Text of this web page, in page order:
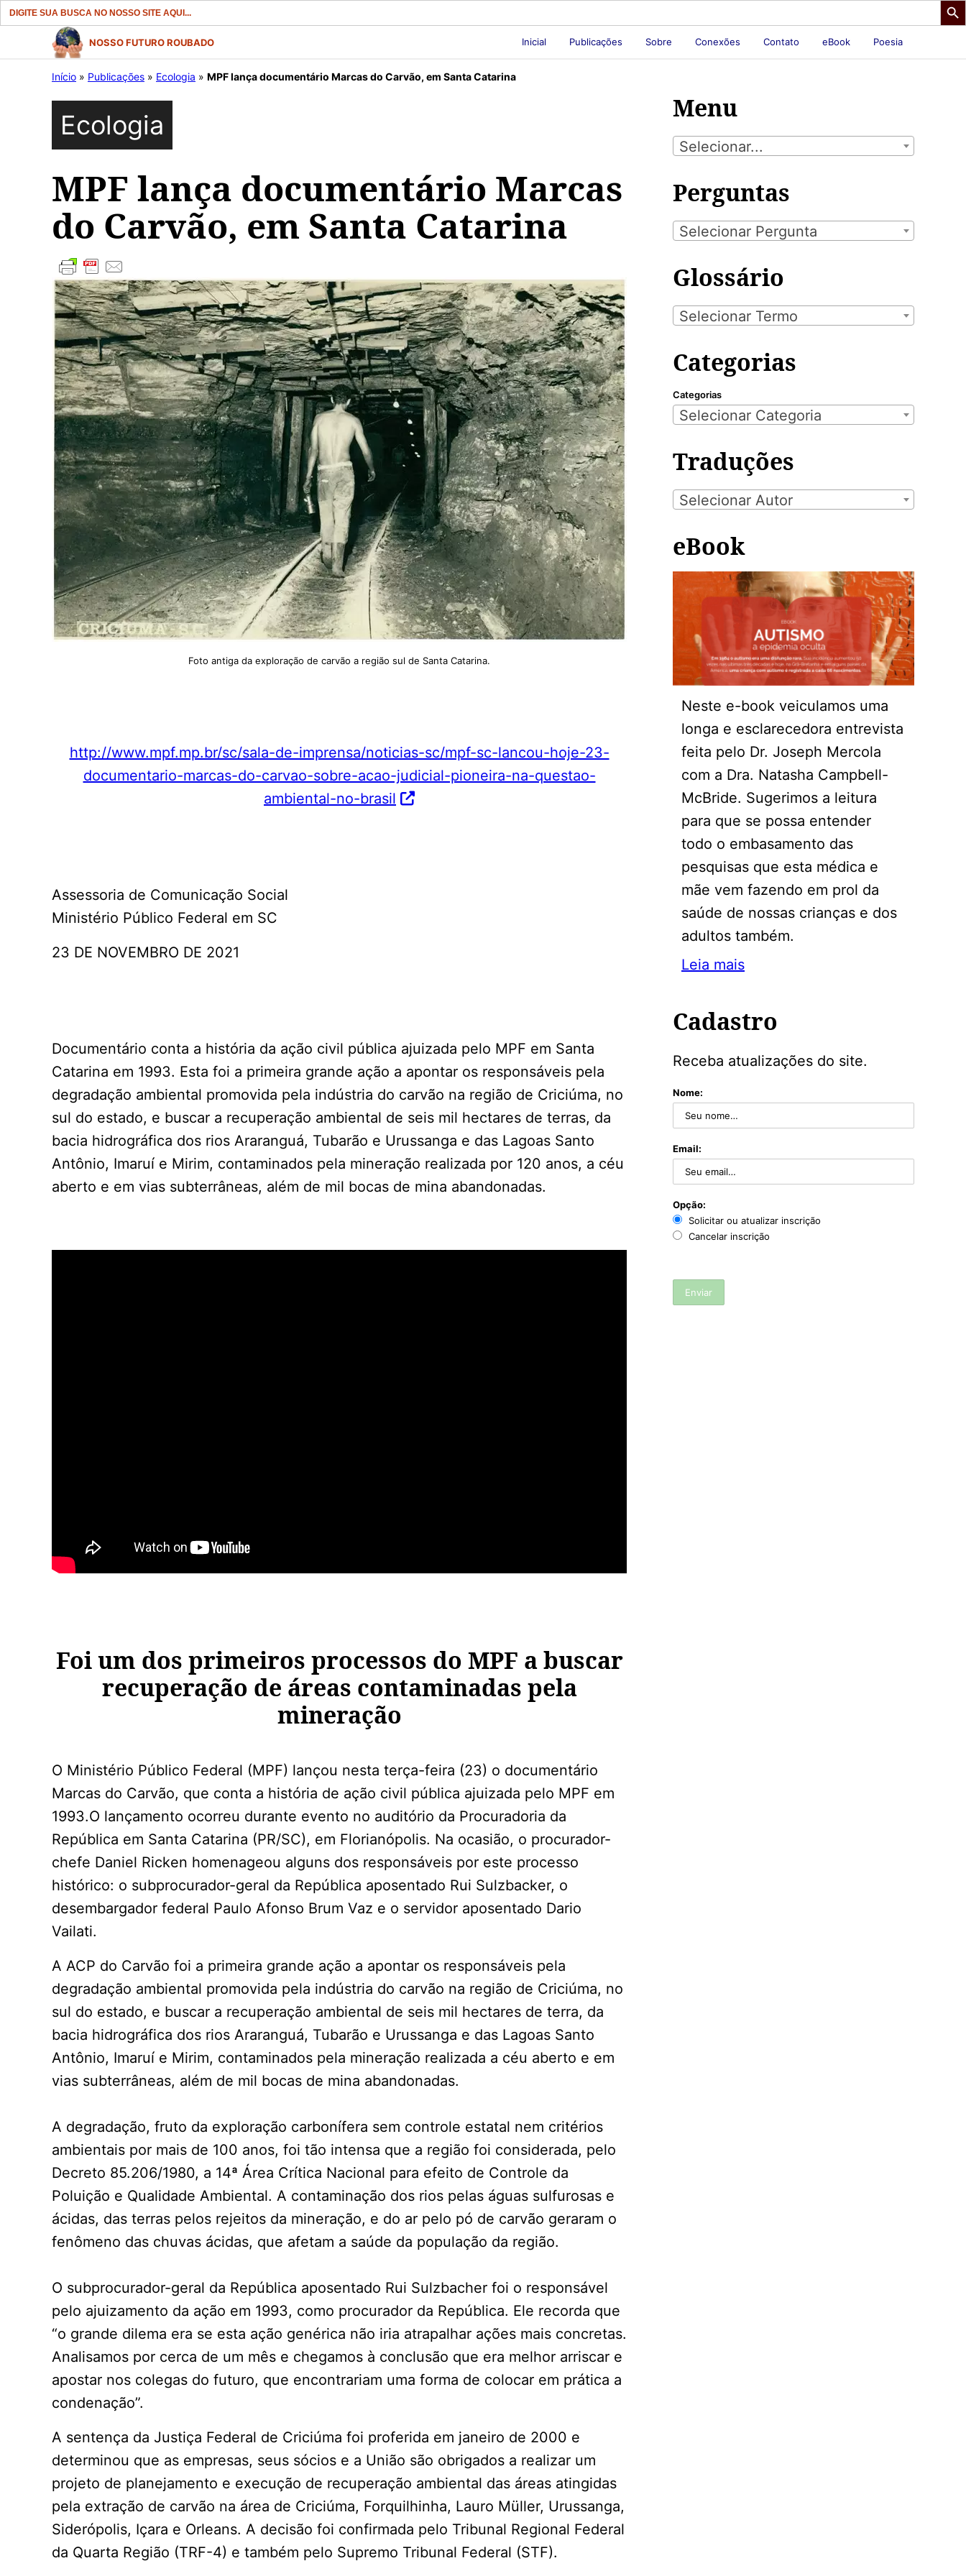
Search
for:
conteúdo
NOSSO FUTURO ROUBADO Inicial Publicações Sobre Conexões Contato eBook Poesia
Início » Publicações » Ecologia » MPF lança documentário Marcas do Carvão, em Santa Catarina
Ecologia
MPF lança documentário Marcas
do Carvão, em Santa Catarina
Foto antiga da exploração de carvão a região sul de Santa Catarina.
http://www.mpf.mp.br/sc/sala-de-imprensa/noticias-sc/mpf-sc-lancou-hoje-23-
documentario-marcas-do-carvao-sobre-acao-judicial-pioneira-na-questao-
ambiental-no-brasil
Assessoria de Comunicação Social
Ministério Público Federal em SC
23 DE NOVEMBRO DE 2021
Documentário conta a história da ação civil pública ajuizada pelo MPF em Santa
Catarina em 1993. Esta foi a primeira grande ação a apontar os responsáveis pela
degradação ambiental promovida pela indústria do carvão na região de Criciúma, no
sul do estado, e buscar a recuperação ambiental de seis mil hectares de terras, da
bacia hidrográfica dos rios Araranguá, Tubarão e Urussanga e das Lagoas Santo
Antônio, Imaruí e Mirim, contaminados pela mineração realizada por 120 anos, a céu
aberto e em vias subterrâneas, além de mil bocas de mina abandonadas.
Foi um dos primeiros processos do MPF a buscar
recuperação de áreas contaminadas pela
mineração
O Ministério Público Federal (MPF) lançou nesta terça-feira (23) o documentário
Marcas do Carvão, que conta a história de ação civil pública ajuizada pelo MPF em
1993.O lançamento ocorreu durante evento no auditório da Procuradoria da
República em Santa Catarina (PR/SC), em Florianópolis. Na ocasião, o procurador-
chefe Daniel Ricken homenageou alguns dos responsáveis por este processo
histórico: o subprocurador-geral da República aposentado Rui Sulzbacker, o
desembargador federal Paulo Afonso Brum Vaz e o servidor aposentado Dario
Vailati.
A ACP do Carvão foi a primeira grande ação a apontar os responsáveis pela
degradação ambiental promovida pela indústria do carvão na região de Criciúma, no
sul do estado, e buscar a recuperação ambiental de seis mil hectares de terra, da
bacia hidrográfica dos rios Araranguá, Tubarão e Urussanga e das Lagoas Santo
Antônio, Imaruí e Mirim, contaminados pela mineração realizada a céu aberto e em
vias subterrâneas, além de mil bocas de mina abandonadas.
A degradação, fruto da exploração carbonífera sem controle estatal nem critérios
ambientais por mais de 100 anos, foi tão intensa que a região foi considerada, pelo
Decreto 85.206/1980, a 14ª Área Crítica Nacional para efeito de Controle da
Poluição e Qualidade Ambiental. A contaminação dos rios pelas águas sulfurosas e
ácidas, das terras pelos rejeitos da mineração, e do ar pelo pó de carvão geraram o
fenômeno das chuvas ácidas, que afetam a saúde da população da região.
O subprocurador-geral da República aposentado Rui Sulzbacher foi o responsável
pelo ajuizamento da ação em 1993, como procurador da República. Ele recorda que
“o grande dilema era se esta ação genérica não iria atrapalhar ações mais concretas.
Analisamos por cerca de um mês e chegamos à conclusão que era melhor arriscar e
apostar nos colegas do futuro, que encontrariam uma forma de colocar em prática a
condenação”.
A sentença da Justiça Federal de Criciúma foi proferida em janeiro de 2000 e
determinou que as empresas, seus sócios e a União são obrigados a realizar um
projeto de planejamento e execução de recuperação ambiental das áreas atingidas
pela extração de carvão na área de Criciúma, Forquilhinha, Lauro Müller, Urussanga,
Siderópolis, Içara e Orleans. A decisão foi confirmada pelo Tribunal Regional Federal
da Quarta Região (TRF-4) e também pelo Supremo Tribunal Federal (STF).
Menu
Selecionar...
Perguntas
Selecionar Pergunta
Glossário
Selecionar Termo
Categorias
Categorias
Selecionar Categoria
Traduções
Selecionar Autor
eBook
Neste e-book veiculamos uma
longa e esclarecedora entrevista
feita pelo Dr. Joseph Mercola
com a Dra. Natasha Campbell-
McBride. Sugerimos a leitura
para que se possa entender
todo o embasamento das
pesquisas que esta médica e
mãe vem fazendo em prol da
saúde de nossas crianças e dos
adultos também.
Leia mais
Cadastro
Receba atualizações do site.
Nome:
Email:
Opção:
Solicitar ou atualizar inscrição
Cancelar inscrição